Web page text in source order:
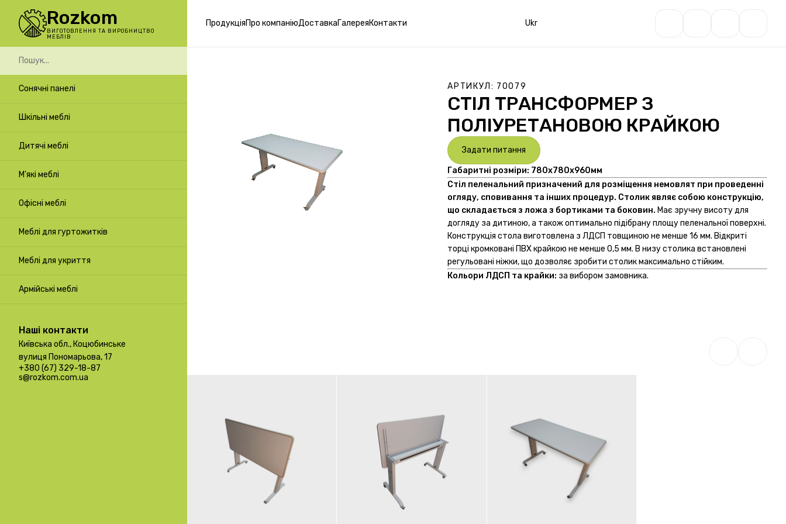
ПродукціяПро компаніюДоставкаГалереяКонтакти Ukr
Rozkom
ВИГОТОВЛЕННЯ ТА ВИРОБНИЦТВО
МЕБЛІВ
Сонячні панелі
Шкільні меблі
Дитячі меблі
М'які меблі
Офісні меблі
Меблі для гуртожитків
Меблі для укриття
Армійські меблі
Наші контакти
Київська обл., Коцюбинське
вулиця Пономарьова, 17
+380 (67) 329-18-87
s@rozkom.com.ua
АРТИКУЛ: 70079
СТІЛ ТРАНСФОРМЕР З
ПОЛІУРЕТАНОВОЮ КРАЙКОЮ
Задати питання
Габаритні розміри: 780х780х960мм
Стіл пеленальний призначений для розміщення немовлят при проведенні
огляду, сповивання та інших процедур. Столик являє собою конструкцію,
що складається з ложа з бортиками та боковин. Має зручну висоту для
догляду за дитиною, а також оптимально підібрану площу пеленальної поверхні.
Конструкція стола виготовлена з ЛДСП товщиною не менше 16 мм. Відкриті
торці кромковані ПВХ крайкою не менше 0,5 мм. В низу столика встановлені
регульовані ніжки, що дозволяє зробити столик максимально стійким.
Кольори ЛДСП та крайки: за вибором замовника.